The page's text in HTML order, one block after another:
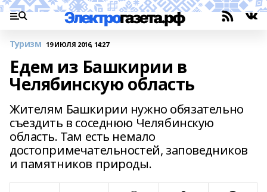
Туризм 19 ИЮЛЯ 2016, 14:27
Едем из Башкирии в
Челябинскую область
Жителям Башкирии нужно обязательно
съездить в соседнюю Челябинскую
область. Там есть немало
достопримечательностей, заповедников
и памятников природы.